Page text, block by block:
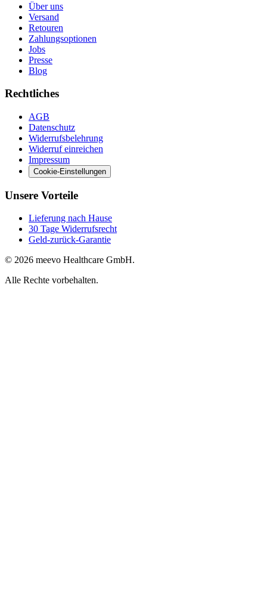
Über uns
Versand
Retouren
Zahlungsoptionen
Jobs
Presse
Blog
Rechtliches
AGB
Datenschutz
Widerrufsbelehrung
Widerruf einreichen
Impressum
Cookie-Einstellungen
Unsere Vorteile
Lieferung nach Hause
30 Tage Widerrufsrecht
Geld-zurück-Garantie
© 2026 meevo Healthcare GmbH.
Alle Rechte vorbehalten.